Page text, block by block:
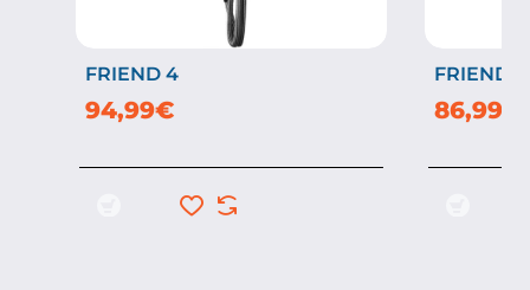
FRIEND 4
94,99€
FRIEND 3
86,99€